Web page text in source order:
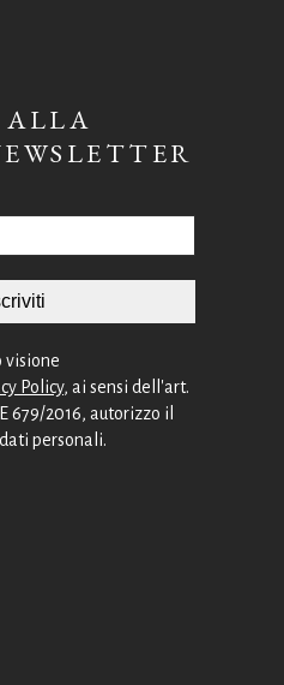
visione
Policy, ai sensi dell'art.
679/2016, autorizzo il
personali.